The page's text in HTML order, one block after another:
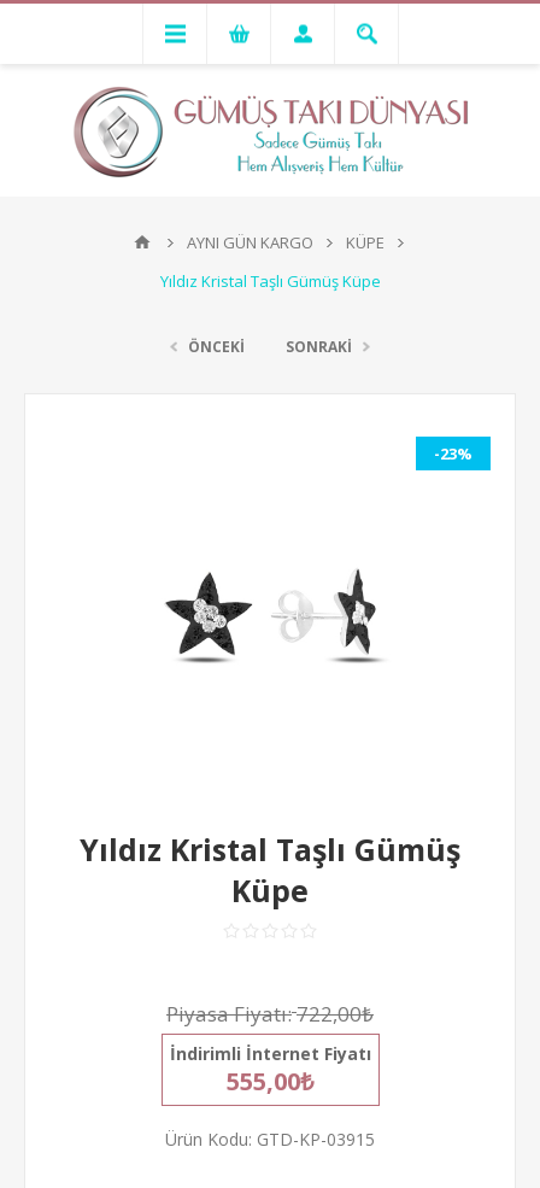
AYNI GÜN KARGO
KÜPE
Yıldız Kristal Taşlı Gümüş Küpe
ÖNCEKİ SONRAKİ
-23%
Yıldız Kristal Taşlı Gümüş
Küpe
Piyasa Fiyatı:722,00₺
İndirimli İnternet Fiyatı
555,00₺
Ürün Kodu: GTD-KP-03915